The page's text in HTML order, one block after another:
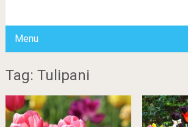
Menu
Tag: Tulipani